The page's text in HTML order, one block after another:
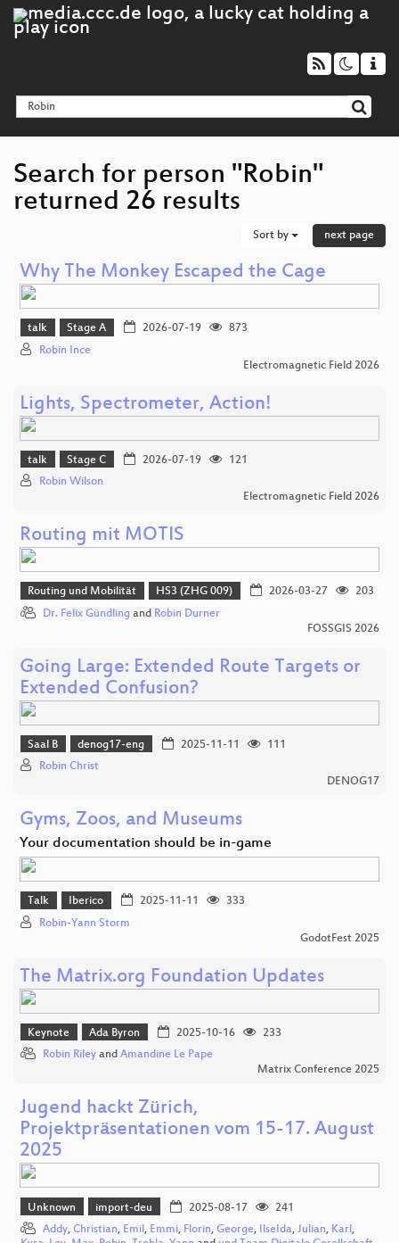
Search for person "Robin"
returned 26 results
Sort by next page
Why The Monkey Escaped the Cage
talk Stage A 2026-07-19
873
Robin Ince
Electromagnetic Field 2026
Lights, Spectrometer, Action!
talk Stage C 2026-07-19
121
Robin Wilson
Electromagnetic Field 2026
Routing mit MOTIS
Routing und Mobilität HS3 (ZHG 009) 2026-03-27
203
Dr. Felix Gündling and Robin Durner
FOSSGIS 2026
Going Large: Extended Route Targets or
Extended Confusion?
Saal B denog17-eng 2025-11-11
111
Robin Christ
DENOG17
Gyms, Zoos, and Museums
Your documentation should be in-game
Talk Iberico 2025-11-11
333
Robin-Yann Storm
GodotFest 2025
The Matrix.org Foundation Updates
Keynote Ada Byron 2025-10-16
233
Robin Riley and Amandine Le Pape
Matrix Conference 2025
Jugend hackt Zürich,
Projektpräsentationen vom 15-17. August
2025
Unknown import-deu 2025-08-17
241
Addy, Christian, Emil, Emmi, Florin, George, IlseIda, Julian, Karl,